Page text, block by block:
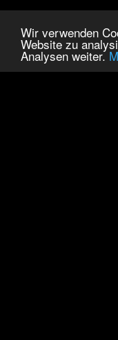
Wir verwenden
Website zu
Analysen weiter.